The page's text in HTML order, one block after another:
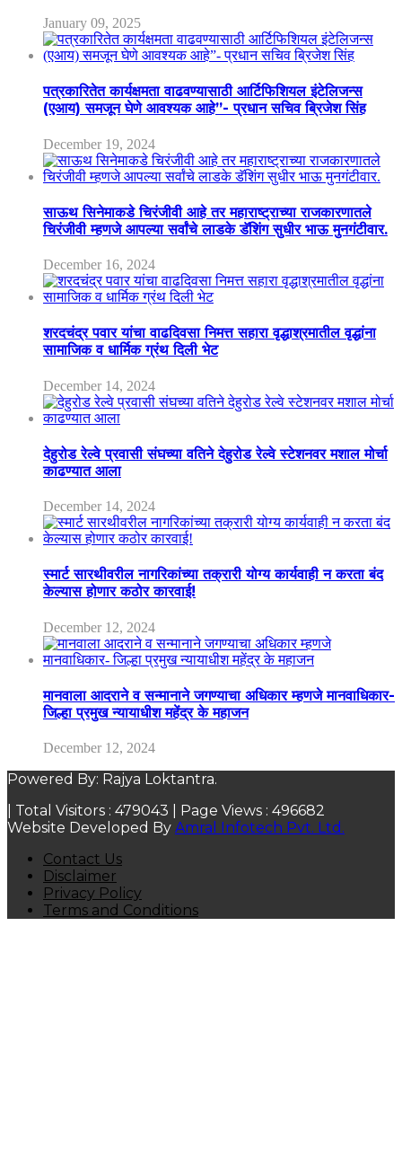
January 09, 2025
पत्रकारितेत कार्यक्षमता वाढवण्यासाठी आर्टिफिशियल इंटेलिजन्स
(एआय) समजून घेणे आवश्यक आहे”- प्रधान सचिव ब्रिजेश सिंह
December 19, 2024
साऊथ सिनेमाकडे चिरंजीवी आहे तर महाराष्ट्राच्या राजकारणातले
चिरंजीवी म्हणजे आपल्या सर्वांचे लाडके डॅशिंग सुधीर भाऊ मुनगंटीवार.
December 16, 2024
शरदचंद्र पवार यांचा वाढदिवसा निमत्त सहारा वृद्धाश्रमातील वृद्धांना
सामाजिक व धार्मिक ग्रंथ दिली भेट
December 14, 2024
देहुरोड रेल्वे प्रवासी संघच्या वतिने देहुरोड रेल्वे स्टेशनवर मशाल मोर्चा
काढण्यात आला
December 14, 2024
स्मार्ट सारथीवरील नागरिकांच्या तक्रारी योग्य कार्यवाही न करता बंद
केल्यास होणार कठोर कारवाई!
December 12, 2024
मानवाला आदराने व सन्मानाने जगण्याचा अधिकार म्हणजे मानवाधिकार-
जिल्हा प्रमुख न्यायाधीश महेंद्र के महाजन
December 12, 2024
Powered By: Rajya Loktantra.
| Total Visitors : 479043 | Page Views : 496682
Website Developed By Amral Infotech Pvt. Ltd.
Contact Us
Disclaimer
Privacy Policy
Terms and Conditions